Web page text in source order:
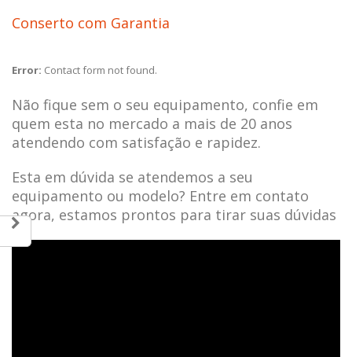
Conserto com Garantia
Error: Contact form not found.
Não fique sem o seu equipamento, confie em
quem esta no mercado a mais de 20 anos
atendendo com satisfação e rapidez.
Esta em dúvida se atendemos a seu
equipamento ou modelo? Entre em contato
agora, estamos prontos para tirar suas dúvidas